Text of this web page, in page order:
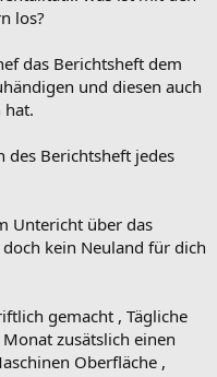
los?
das Berichtsheft dem
und diesen auch
hat.
des Berichtsheft jedes
Untericht über das
kein Neuland für dich
gemacht , Tägliche
zusätslich einen
Oberfläche ,